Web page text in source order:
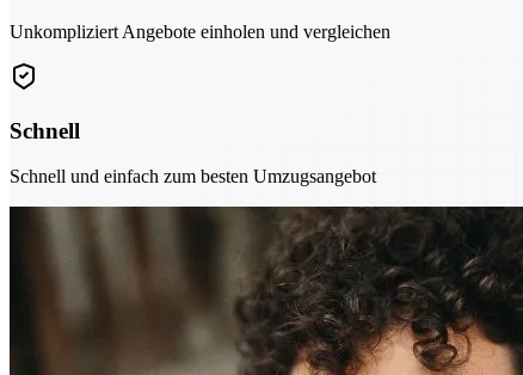
Unkompliziert Angebote einholen und vergleichen
Schnell
Schnell und einfach zum besten Umzugsangebot